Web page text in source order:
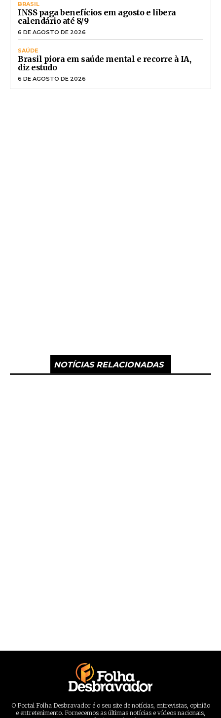
BRASIL
INSS paga benefícios em agosto e libera
calendário até 8/9
6 DE AGOSTO DE 2026
SAÚDE
Brasil piora em saúde mental e recorre à IA,
diz estudo
6 DE AGOSTO DE 2026
NOTÍCIAS RELACIONADAS
O Portal Folha Desbravador é o seu site de notícias, entrevistas, opinião
e entretenimento. Fornecemos as últimas notícias e vídeos nacionais,